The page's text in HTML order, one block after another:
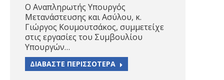
Ο Αναπληρωτής Υπουργός
Μετανάστευσης και Ασύλου, κ.
Γιώργος Κουμουτσάκος, συμμετείχε
στις εργασίες του Συμβουλίου
Υπουργών…
ΔΙΑΒΑΣΤΕ ΠΕΡΙΣΣΟΤΕΡΑ